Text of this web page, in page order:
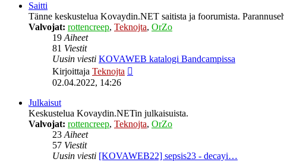
Saitti
Tänne keskustelua Kovaydin.NET saitista ja foorumista.
Valvojat: rottencreep, Teknojta, OrZo
19Aiheet
81 Viestit
Uusin viesti KOVAWEB katalogi Bandcampissa
Kirjoittaja Teknojta
02.04.2022, 14:26
Julkaisut
Keskustelua Kovaydin.NETin julkaisuista.
Valvojat: rottencreep, Teknojta, OrZo
23Aiheet
57 Viestit
Uusin viesti [KOVAWEB22] sepsis23 - decayi…